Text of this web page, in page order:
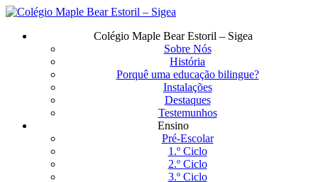
Saltar
Menu
Colégio Maple Bear Estoril – Sigea
Sobre Nós
História
Porquê uma educação bilingue?
Instalações
Destaques
Testemunhos
Ensino
Pré-Escolar
1.º Ciclo
2.º Ciclo
3.º Ciclo